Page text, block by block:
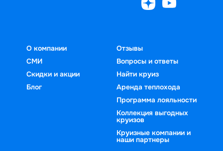
О компании
СМИ
Скидки и акции
Блог
Отзывы
Вопросы и ответы
Найти круиз
Аренда теплохода
Программа лояльности
Коллекция выгодных
круизов
Круизные компании и
наши партнеры